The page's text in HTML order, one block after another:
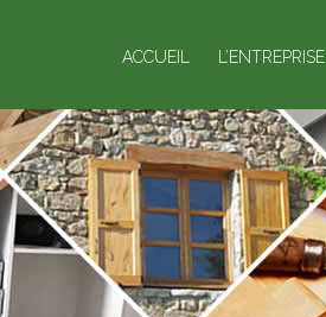
ACCUEIL L’ENTREPRISE